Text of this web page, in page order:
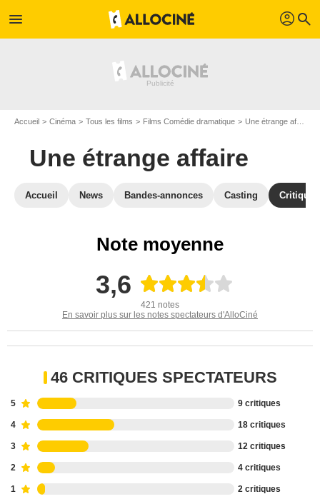
menu profil search
Accueil Cinéma Tous les films Films Comédie dramatique Une étrange affaire
Une étrange affaire
Accueil News Bandes-annonces Casting
Note moyenne
3,6
421 notes
En savoir plus sur les notes spectateurs d'AlloCiné
46 CRITIQUES SPECTATEURS
5 9 critiques
4 18 critiques
3 12 critiques
2 4 critiques
1 2 critiques